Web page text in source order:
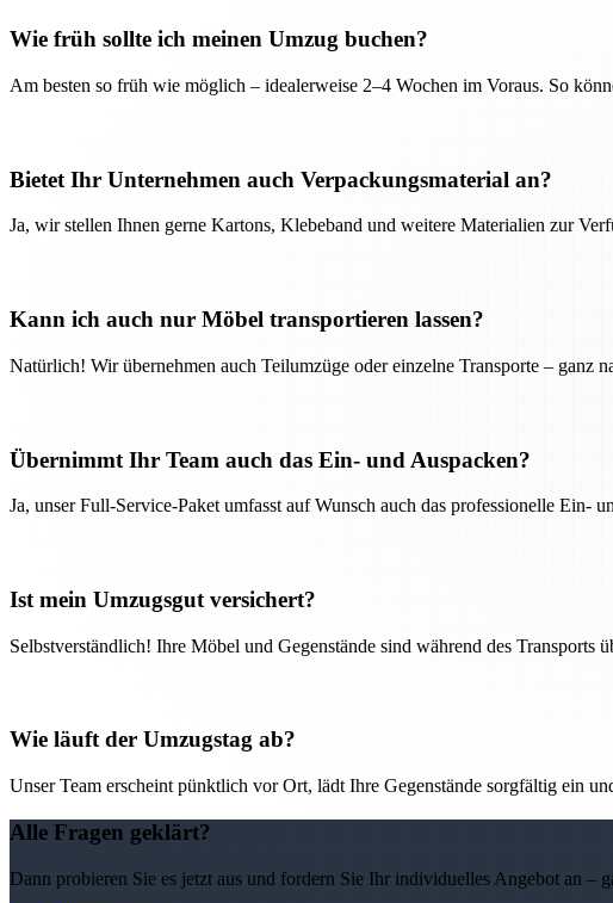
Wie früh sollte ich meinen Umzug buchen?
Am besten so früh wie möglich – idealerweise 2–4 Wochen im Voraus. So
Bietet Ihr Unternehmen auch Verpackungsmaterial an?
Ja, wir stellen Ihnen gerne Kartons, Klebeband und weitere Materialien zur
Kann ich auch nur Möbel transportieren lassen?
Natürlich! Wir übernehmen auch Teilumzüge oder einzelne Transporte – ganz
Übernimmt Ihr Team auch das Ein- und Auspacken?
Ja, unser Full-Service-Paket umfasst auf Wunsch auch das professionelle Ein-
Ist mein Umzugsgut versichert?
Selbstverständlich! Ihre Möbel und Gegenstände sind während des Transports
Wie läuft der Umzugstag ab?
Unser Team erscheint pünktlich vor Ort, lädt Ihre Gegenstände sorgfältig ein
Alle Fragen geklärt?
Dann probieren Sie es jetzt aus und fordern Sie Ihr individuelles Angebot an –